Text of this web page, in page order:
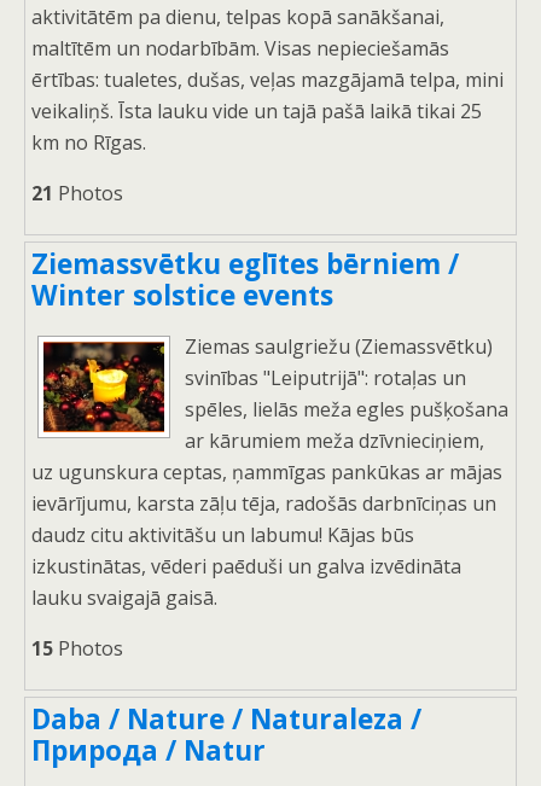
aktivitātēm pa dienu, telpas kopā sanākšanai,
maltītēm un nodarbībām. Visas nepieciešamās
ērtības: tualetes, dušas, veļas mazgājamā telpa, mini
veikaliņš. Īsta lauku vide un tajā pašā laikā tikai 25
km no Rīgas.
21 Photos
Ziemassvētku eglītes bērniem /
Winter solstice events
Ziemas saulgriežu (Ziemassvētku)
svinības "Leiputrijā": rotaļas un
spēles, lielās meža egles pušķošana
ar kārumiem meža dzīvnieciņiem,
uz ugunskura ceptas, ņammīgas pankūkas ar mājas
ievārījumu, karsta zāļu tēja, radošās darbnīciņas un
daudz citu aktivitāšu un labumu! Kājas būs
izkustinātas, vēderi paēduši un galva izvēdināta
lauku svaigajā gaisā.
15 Photos
Daba / Nature / Naturaleza /
Природа / Natur